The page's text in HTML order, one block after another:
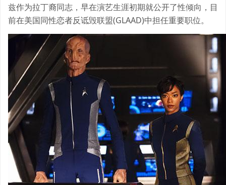
兹作为拉丁裔同志，早在演艺生涯初期就公开了性倾向，目
前在美国同性恋者反诋毁联盟(GLAAD)中担任重要职位。